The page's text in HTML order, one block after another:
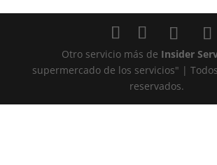
Otro servicio más de Insider
supermercado de los servicios" |
reservados.